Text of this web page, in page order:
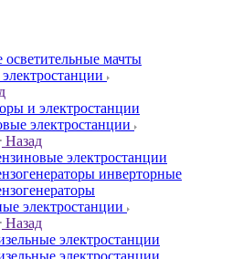
мачты
и электростанции
электростанции
Назад
электростанции
инверторные
электростанции
Назад
электростанции
электростанции